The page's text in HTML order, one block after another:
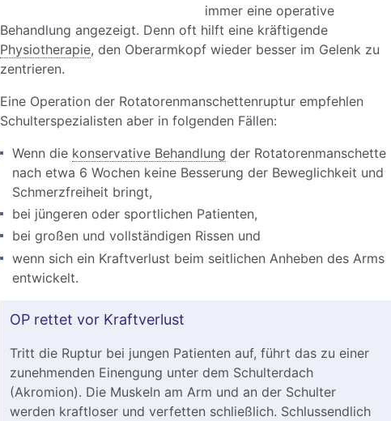
immer eine operative
Behandlung angezeigt. Denn oft hilft eine kräftigende
Physiotherapie, den Oberarmkopf wieder besser im Gelenk zu
zentrieren.
Eine Operation der Rotatorenmanschettenruptur empfehlen
Schulterspezialisten aber in folgenden Fällen:
Wenn die konservative Behandlung der Rotatorenmanschette
nach etwa 6 Wochen keine Besserung der Beweglichkeit und
Schmerzfreiheit bringt,
bei jüngeren oder sportlichen Patienten,
bei großen und vollständigen Rissen und
wenn sich ein Kraftverlust beim seitlichen Anheben des Arms
entwickelt.
OP rettet vor Kraftverlust
Tritt die Ruptur bei jungen Patienten auf, führt das zu einer
zunehmenden Einengung unter dem Schulterdach
(Akromion). Die Muskeln am Arm und an der Schulter
werden kraftloser und verfetten schließlich. Schlussendlich